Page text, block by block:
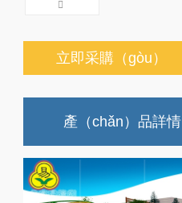
立即采購（gòu）
產（chǎn）品詳情